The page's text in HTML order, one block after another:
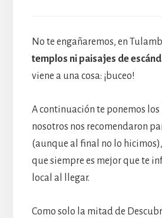
No te engañaremos, en
templos ni paisajes de
viene a una cosa: ¡buceo!
A continuación te ponemos
nosotros nos recomendaron
(aunque al final no lo
que siempre es mejor que te
local al llegar.
Como solo la mitad de